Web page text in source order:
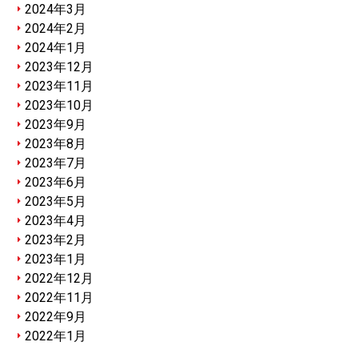
2024年3月
2024年2月
2024年1月
2023年12月
2023年11月
2023年10月
2023年9月
2023年8月
2023年7月
2023年6月
2023年5月
2023年4月
2023年2月
2023年1月
2022年12月
2022年11月
2022年9月
2022年1月